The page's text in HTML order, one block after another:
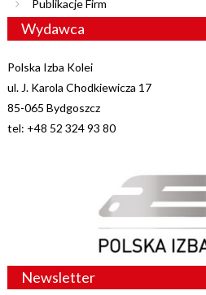
Publikacje Firm
Wydawca
Polska Izba Kolei
ul. J. Karola Chodkiewicza 17
85-065 Bydgoszcz
tel: +48 52 324 93 80
Newsletter